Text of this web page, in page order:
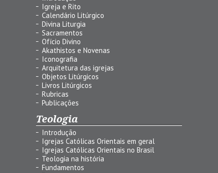
Igreja e Rito
Calendário Litúrgico
Divina Liturgia
Sacramentos
Ofício Divino
Akathistos e Novenas
Iconografia
Arquitetura das igrejas
Objetos Litúrgicos
Livros Litúrgicos
Rubricas
Publicações
Teologia
Introdução
Igrejas Católicas Orientais em geral
Igrejas Católicas Orientais no Brasil
Teologia na história
Fundamentos